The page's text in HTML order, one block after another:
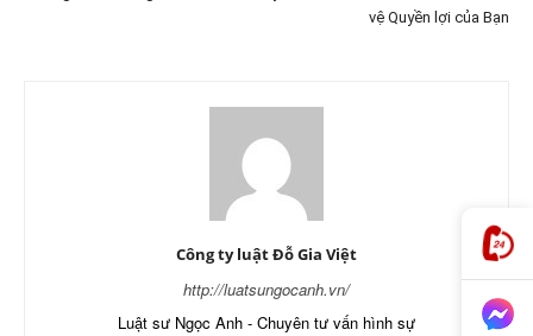
vệ Quyền lợi của Bạn
Công ty luật Đỗ Gia Việt
http://luatsungocanh.vn/
Luật sư Ngọc Anh - Chuyên tư vấn hình sự